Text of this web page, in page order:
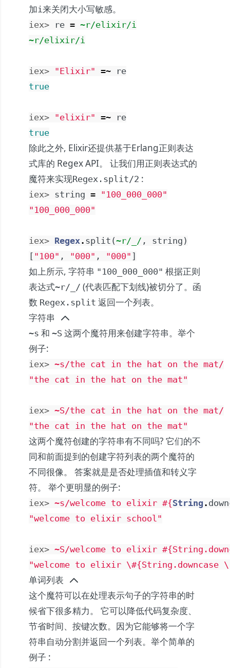
加i来关闭大小写敏感。
iex> re = ~r/elixir/i
~r/elixir/i
iex> "Elixir" =~
re
true
iex> "elixir" =~
re
true
除此之外, Elixir还提供基于Erlang正则表达
式库的 RegexAPI。 让我们用正则表达式的
魔符来实现Regex.split/2 :
iex> string = "100_000_000"
"100_000_000"
iex> Regex. split (~r/_/ , string )
[ "100" , "000" , "000" ]
如上所示, 字符串 "100_000_000" 根据正则
表达式~r/_/ (代表匹配下划线)被切分了。函
数 Regex.split 返回一个列表。
字符串
~s 和 ~S 这两个魔符用来创建字符串。举个
例子:
iex> ~s/the cat in the hat on the mat/
"the cat in the hat on the mat"
iex> ~S/the cat in the hat on the mat/
"the cat in the hat on the mat"
这两个魔符创建的字符串有不同吗? 它们的不
同和前面提到的创建字符列表的两个魔符的
不同很像。 答案就是是否处理插值和转义字
符。 举个更明显的例子:
iex> ~s/welcome to elixir #{String .
"welcome to elixir school"
iex> ~S/welcome to elixir
"welcome to elixir \#{String.downcase
单词列表
这个魔符可以在处理表示句子的字符串的时
候省下很多精力。 它可以降低代码复杂度、
节省时间、按键次数。因为它能够将一个字
符串自动分割并返回一个列表。举个简单的
例子 :